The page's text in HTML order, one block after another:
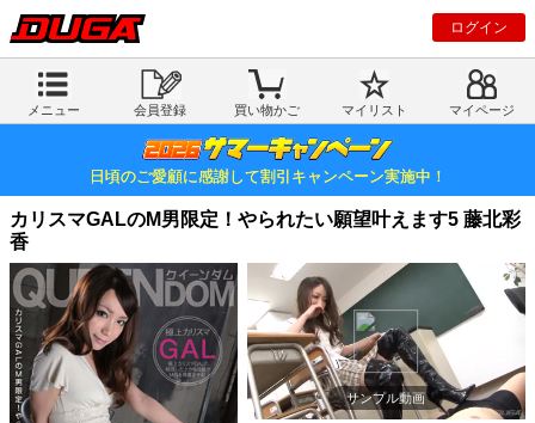
ログイン
メニュー 会員登録 買い物かご マイリスト マイページ
日頃のご愛顧に感謝して割引キャンペーン実施中！
カリスマGALのM男限定！やられたい願望叶えます5 藤北彩
香
サンプル動画